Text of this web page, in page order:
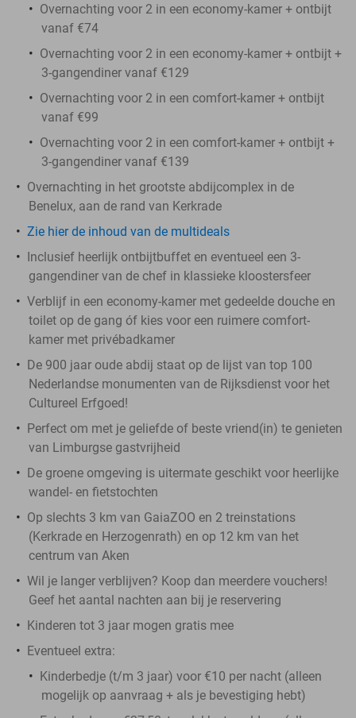
Overnachting voor 2 in een economy-kamer + ontbijt
vanaf €74
Overnachting voor 2 in een economy-kamer + ontbijt +
3-gangendiner vanaf €129
Overnachting voor 2 in een comfort-kamer + ontbijt
vanaf €99
Overnachting voor 2 in een comfort-kamer + ontbijt +
3-gangendiner vanaf €139
Overnachting in het grootste abdijcomplex in de
Benelux, aan de rand van Kerkrade
Zie hier de inhoud van de multideals
Inclusief heerlijk ontbijtbuffet en eventueel een 3-
gangendiner van de chef in klassieke kloostersfeer
Verblijf in een economy-kamer met gedeelde douche en
toilet op de gang óf kies voor een ruimere comfort-
kamer met privébadkamer
De 900 jaar oude abdij staat op de lijst van top 100
Nederlandse monumenten van de Rijksdienst voor het
Cultureel Erfgoed!
Perfect om met je geliefde of beste vriend(in) te genieten
van Limburgse gastvrijheid
De groene omgeving is uitermate geschikt voor heerlijke
wandel- en fietstochten
Op slechts 3 km van GaiaZOO en 2 treinstations
(Kerkrade en Herzogenrath) en op 12 km van het
centrum van Aken
Wil je langer verblijven? Koop dan meerdere vouchers!
Geef het aantal nachten aan bij je reservering
Kinderen tot 3 jaar mogen gratis mee
Eventueel extra:
Kinderbedje (t/m 3 jaar) voor €10 per nacht (alleen
mogelijk op aanvraag + als je bevestiging hebt)